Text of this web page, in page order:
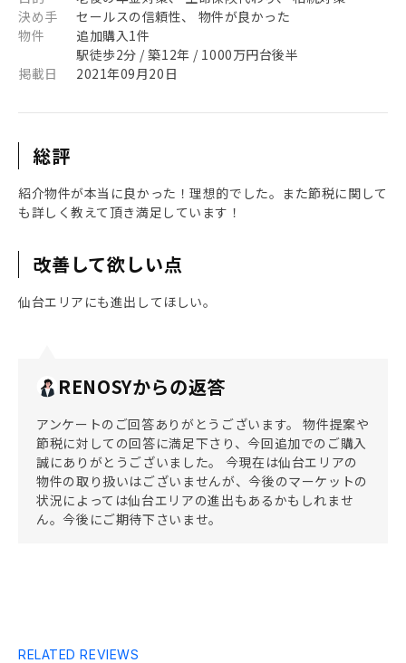
決め手
セールスの信頼性、 物件が良かった
物件
追加購入1件
駅徒歩2分 / 築12年 / 1000万円台後半
掲載日
2021年09月20日
総評
紹介物件が本当に良かった！理想的でした。また節税に関して
も詳しく教えて頂き満足しています！
改善して欲しい点
仙台エリアにも進出してほしい。
RENOSYからの返答
アンケートのご回答ありがとうございます。 物件提案や
節税に対しての回答に満足下さり、今回追加でのご購入
誠にありがとうございました。 今現在は仙台エリアの
物件の取り扱いはございませんが、今後のマーケットの
状況によっては仙台エリアの進出もあるかもしれませ
ん。今後にご期待下さいませ。
RELATED REVIEWS